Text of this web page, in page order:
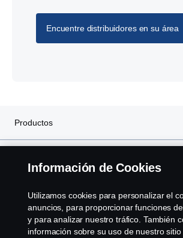
Encuentre distribuidores en su área
Productos
Sobre Scania
Información de Cookies
Utilizamos cookies para personalizar el
anuncios, para proporcionar funciones
y para analizar nuestro tráfico. También
información sobre su uso de nuestro